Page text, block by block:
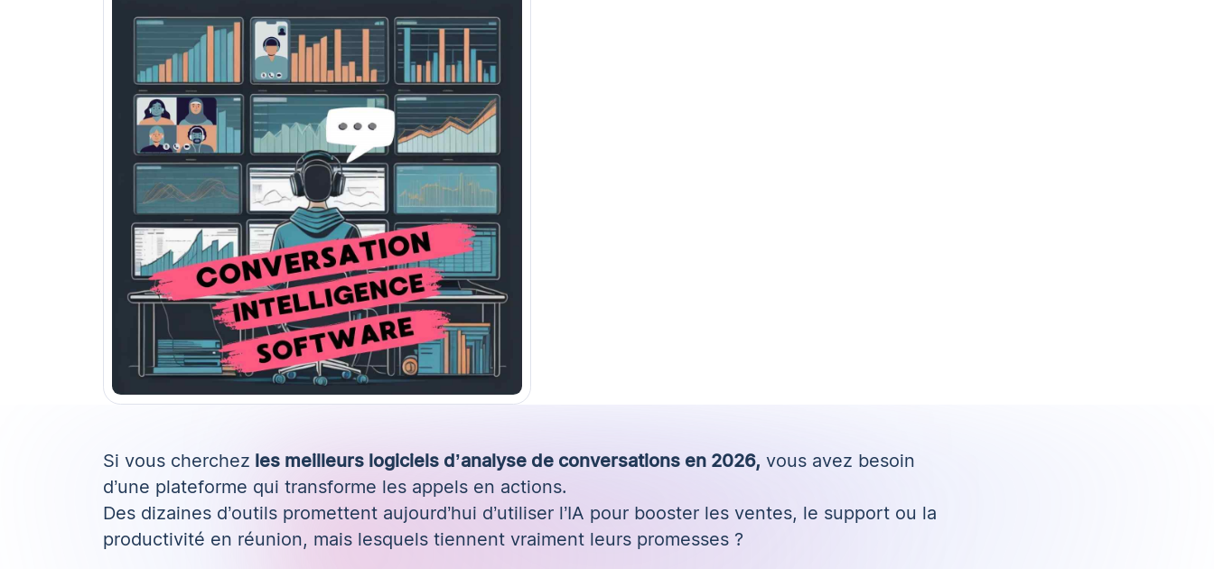
Si vous cherchez les meilleurs logiciels d’analyse de conversations en 2026, vous avez besoin
d’une plateforme qui transforme les appels en actions.
Des dizaines d’outils promettent aujourd’hui d’utiliser l’IA pour booster les ventes, le support ou la
productivité en réunion, mais lesquels tiennent vraiment leurs promesses ?